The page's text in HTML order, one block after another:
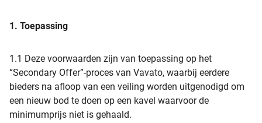
1. Toepassing
1.1 Deze voorwaarden zijn van toepassing op het
“Secondary Offer”-proces van Vavato, waarbij eerdere
bieders na afloop van een veiling worden uitgenodigd om
een nieuw bod te doen op een kavel waarvoor de
minimumprijs niet is gehaald.